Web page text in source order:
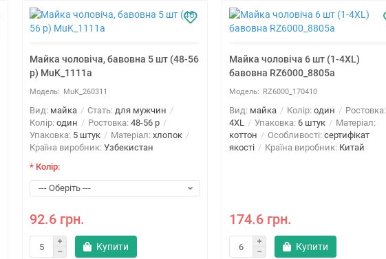
Майка чоловіча, бавовна 5 шт (48-56
р) MuK_1111a
MuK_260311
Вид: майка Стать: для мужчин
Колір: один Ростовка: 48-56 р
Упаковка: 5 штук Матеріал: хлопок
Країна виробник: Узбекистан
* Колір:
92.6 грн.
Купити
Майка чоловіча 6 шт (1-4XL)
бавовна RZ6000_8805a
RZ6000_170410
Вид: майка Колір: один Ростовка:
4XL
Упаковка: 6 штук
Матеріал:
коттон
Особливості: сертифікат
якості
Країна виробник: Китай
174.6 грн.
Купити